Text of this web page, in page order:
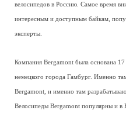
велосипедов в Россию. Самое время
интересным и доступным байкам,
эксперты.
Компания Bergamont была основана
немецкого города Гамбург. Именно
Bergamont, и именно там
Велосипеды Bergamont популярны и в